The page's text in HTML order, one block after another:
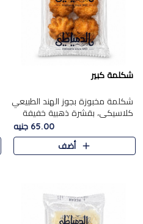
شكلمة كبير
شكلمة مخبوزة بجوز الهند الطبيعي
كلاسيكي، بقشرة ذهبية خفيفة
وقلب طري رطب يذوب في الفم،
تمنحك المذاق الشرقي الحلو الأصيل
التقليدي في كل لقمة.
65.00 جنيه
أضف